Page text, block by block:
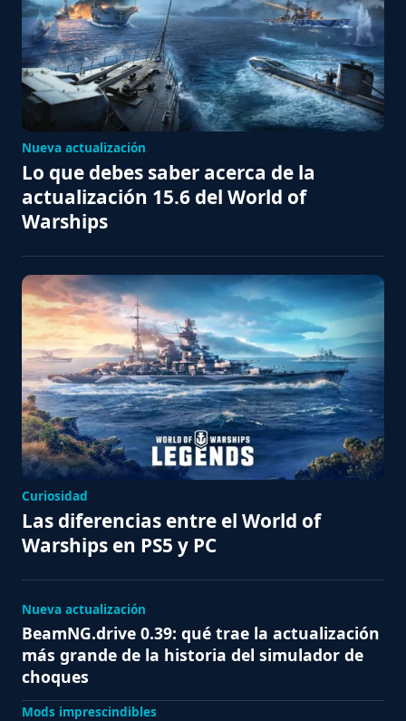
Nueva actualización
Lo que debes saber acerca de la
actualización 15.6 del World of
Warships
Curiosidad
Las diferencias entre el World of
Warships en PS5 y PC
Nueva actualización
BeamNG.drive 0.39: qué trae la actualización
más grande de la historia del simulador de
choques
Mods imprescindibles